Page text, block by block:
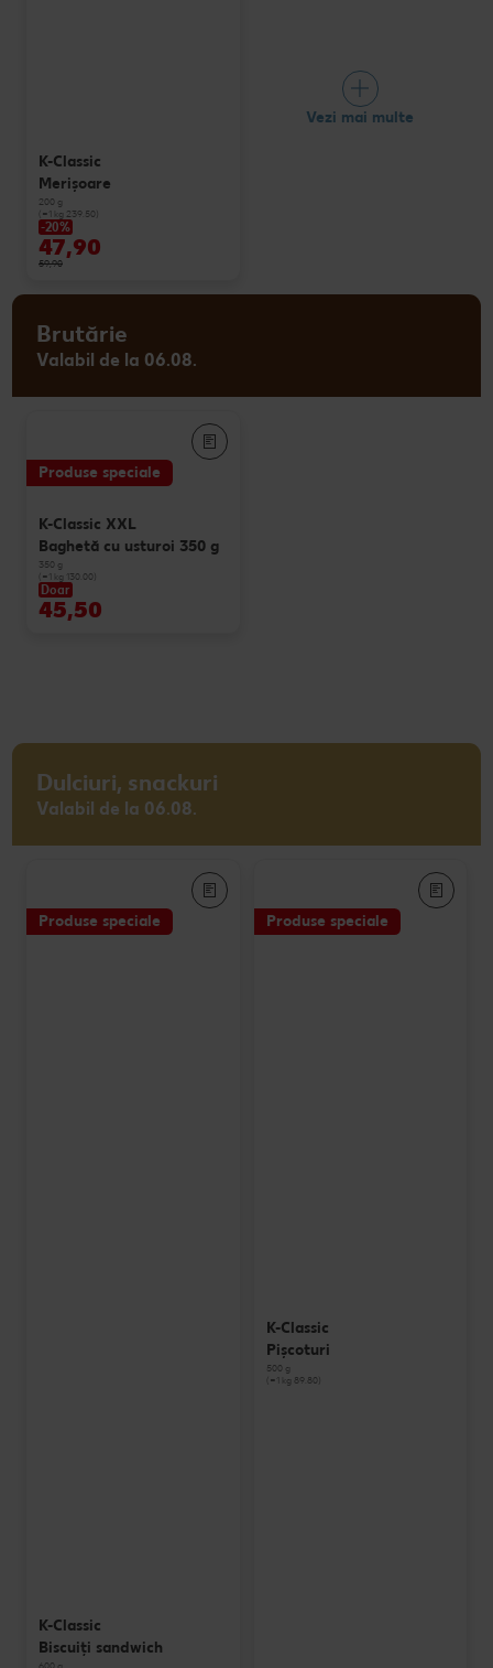
K-Classic
Merişoare
200 g
(=1 kg 239.50)
-20%
47,90
59,90
Vezi mai multe
Brutărie
Valabil de la 06.08.
Produse speciale
K-Classic XXL
Baghetă cu usturoi 350 g
350 g
(=1 kg 130.00)
Doar
45,50
Dulciuri, snackuri
Valabil de la 06.08.
Produse speciale
K-Classic
Biscuiți sandwich
600 g
Produse speciale
K-Classic
Pișcoturi
500 g
(=1 kg 89.80)